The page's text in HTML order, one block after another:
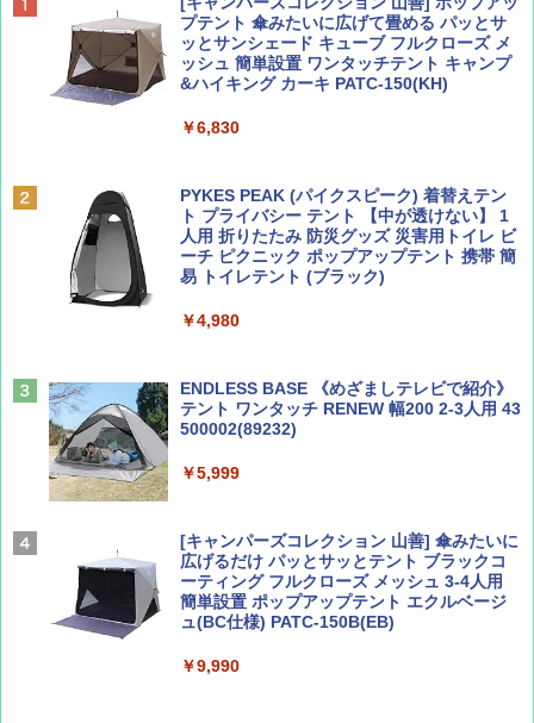
SOTO ミニマル"旅"財布 ランダム2種】
￥1,500
￥713
AIRLINE（エアライン）2026年9月号【特
集】ボーイング110周年を祝して！
￥1,760
力的な町 2026～2027 地球の歩き方D アジア
￥2,079
￥2,695
球の歩き方A ヨーロッパ
ァキア 2026～2027 地球の歩き方A ヨーロッ
￥2,277
新しい日本地理 地図・統計・移動から読み
解く (講談社現代新書)
￥1,540
プテント 傘みたいに広げて畳める パッとサ
ッとサンシェード キューブ フルクローズ メ
ッシュ 簡単設置 ワンタッチテント キャンプ
&ハイキング カーキ PATC-150(KH)
￥6,830
PYKES PEAK (パイクスピーク) 着替えテン
ト プライバシー テント 【中が透けない】 1
人用 折りたたみ 防災グッズ 災害用トイレ ビ
ーチ ピクニック ポップアップテント 携帯 簡
易 トイレテント (ブラック)
￥4,980
ENDLESS BASE 《めざましテレビで紹介》
テント ワンタッチ RENEW 幅200 2-3人用 43
500002(89232)
￥5,999
[キャンパーズコレクション 山善] 傘みたいに
広げるだけ パッとサッとテント ブラックコ
ーティング フルクローズ メッシュ 3-4人用
簡単設置 ポップアップテント エクルベージ
ュ(BC仕様) PATC-150B(EB)
￥9,990